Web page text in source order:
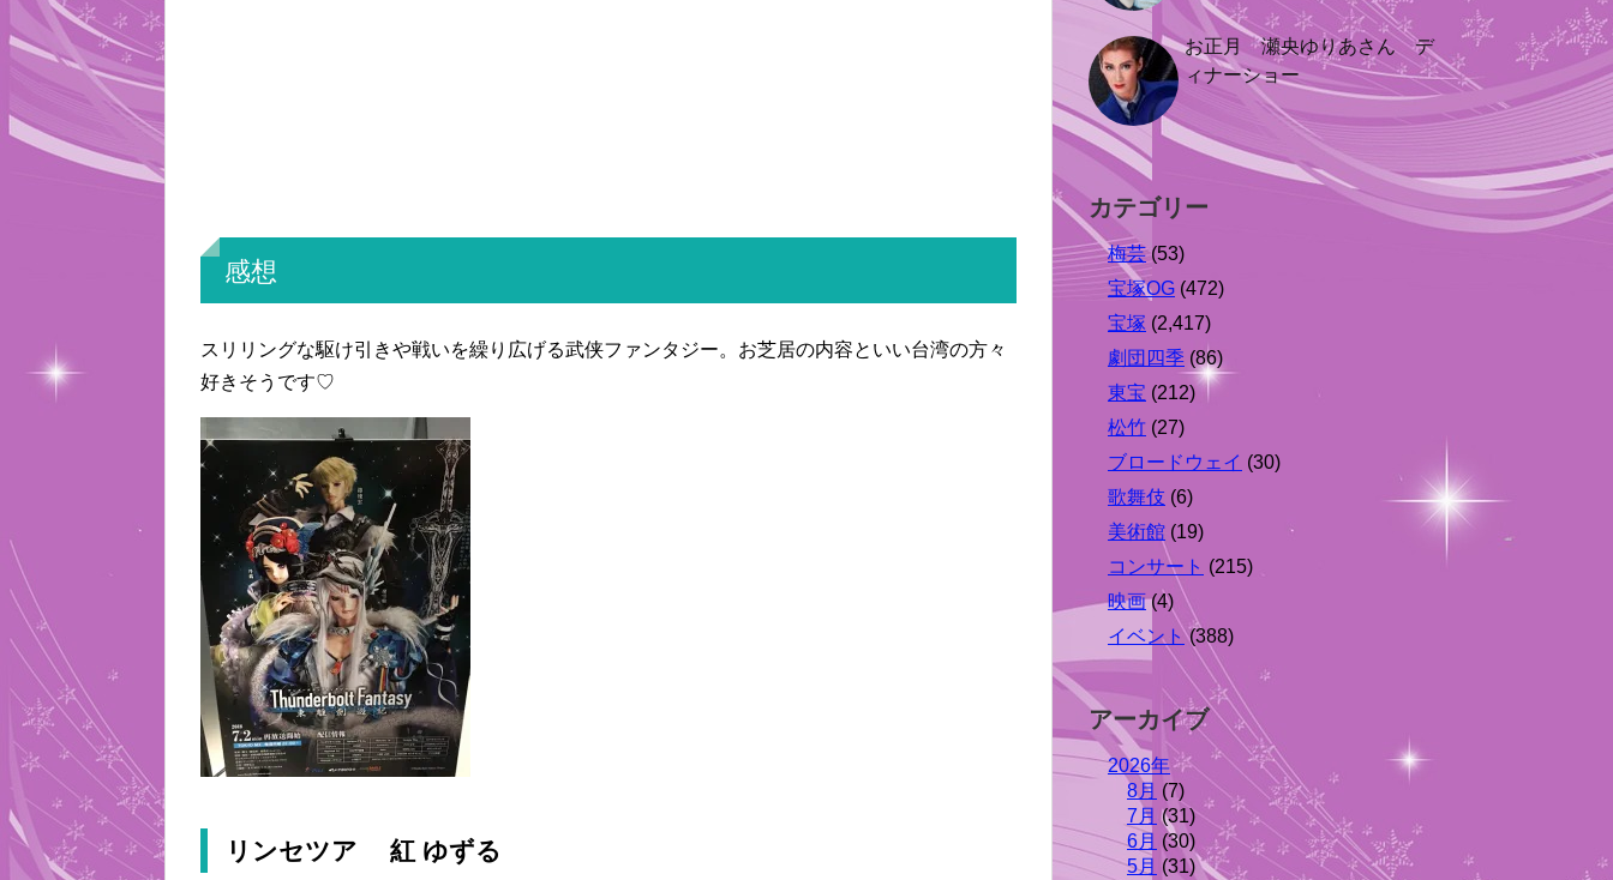
感想
スリリングな駆け引きや戦いを繰り広げる武侠ファンタジー。お芝居の内容といい台湾の方々
好きそうです♡
リンセツア 紅 ゆずる
お正月 瀬央ゆりあさん デ
ィナーショー
カテゴリー
梅芸(53)
宝塚OG (472)
宝塚 (2,417)
劇団四季 (86)
東宝 (212)
松竹 (27)
ブロードウェイ (30)
歌舞伎 (6)
美術館 (19)
コンサート (215)
映画(4)
イベント(388)
アーカイブ
2026年
8月 (7)
7月 (31)
6月 (30)
5月 (31)